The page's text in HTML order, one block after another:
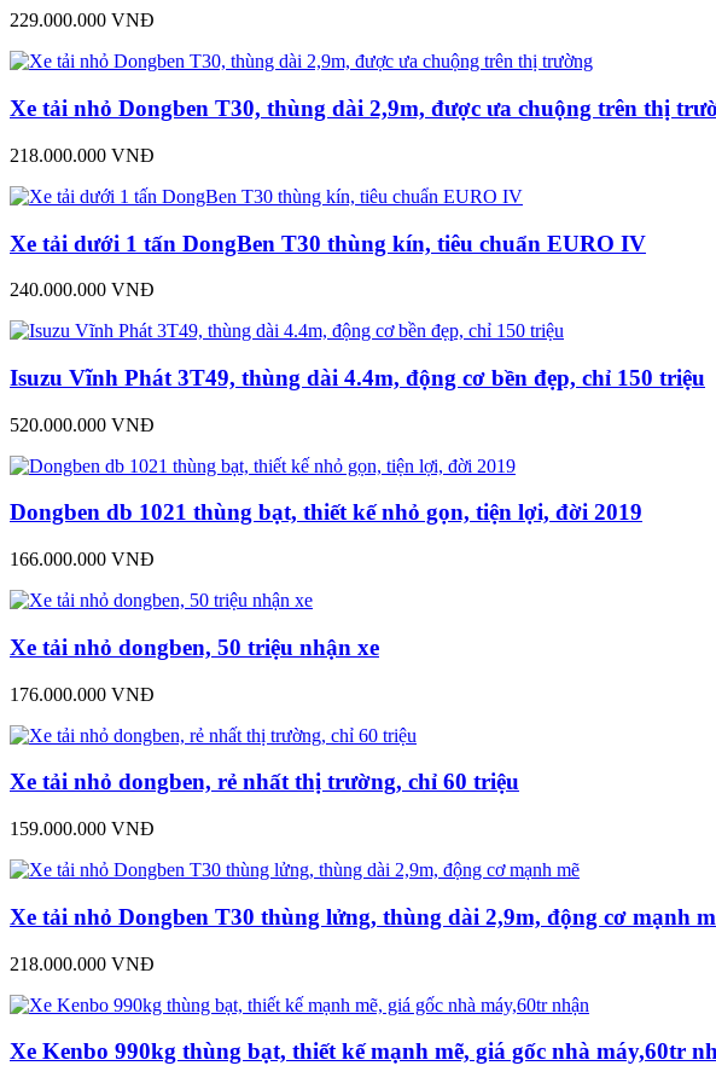
229.000.000 VNĐ
Xe tải nhỏ Dongben T30, thùng dài 2,9m, được ưa chuộng trên thị
218.000.000 VNĐ
Xe tải dưới 1 tấn DongBen T30 thùng kín, tiêu chuẩn EURO IV
240.000.000 VNĐ
Isuzu Vĩnh Phát 3T49, thùng dài 4.4m, động cơ bền đẹp, chỉ 150 triệu
520.000.000 VNĐ
Dongben db 1021 thùng bạt, thiết kế nhỏ gọn, tiện lợi, đời 2019
166.000.000 VNĐ
Xe tải nhỏ dongben, 50 triệu nhận xe
176.000.000 VNĐ
Xe tải nhỏ dongben, rẻ nhất thị trường, chỉ 60 triệu
159.000.000 VNĐ
Xe tải nhỏ Dongben T30 thùng lửng, thùng dài 2,9m, động cơ mạnh
218.000.000 VNĐ
Xe Kenbo 990kg thùng bạt, thiết kế mạnh mẽ, giá gốc nhà máy,60tr